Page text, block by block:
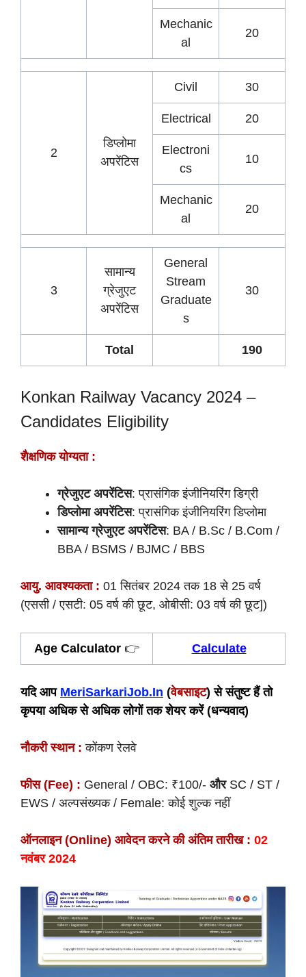
Mechanic
al
20
2
डिप्लोमा
अपरेंटिस
Civil 30
Electrical 20
Electroni
cs
10
Mechanic
al
20
3
सामान्य
ग्रेजुएट
अपरेंटिस
General
Stream
Graduate
s
30
Total 190
Konkan Railway Vacancy 2024 –
Candidates Eligibility
शैक्षणिक योग्यता :
ग्रेजुएट अपरेंटिस: प्रासंगिक इंजीनियरिंग डिग्री
डिप्लोमा अपरेंटिस: प्रासंगिक इंजीनियरिंग डिप्लोमा
सामान्य ग्रेजुएट अपरेंटिस: BA / B.Sc / B.Com /
BBA / BSMS / BJMC / BBS
आयु. आवश्यकता : 01 सितंबर 2024 तक 18 से 25 वर्ष
(एससी / एसटी: 05 वर्ष की छूट, ओबीसी: 03 वर्ष की छूट])
Age Calculator 👉 Calculate
यदि आप MeriSarkariJob.In (वेबसाइट) से संतुष्ट हैं तो
कृपया अधिक से अधिक लोगों तक शेयर करें (धन्यवाद)
नौकरी स्थान : कोंकण रेलवे
फीस (Fee) : General / OBC: ₹100/- औरSC / ST /
EWS / अल्पसंख्यक / Female: कोई शुल्क नहीं
ऑनलाइन (Online) आवेदन करने की अंतिम तारीख : 02
नवंबर 2024